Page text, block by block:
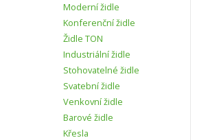
Moderní židle
Konferenční židle
Židle TON
Industriální židle
Stohovatelné židle
Svatební židle
Venkovní židle
Barové židle
Křesla